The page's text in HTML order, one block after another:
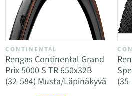
CONTINENTAL
Rengas Continental Grand
Prix 5000 S TR 650x32B
(32-584) Musta/Läpinäkyvä